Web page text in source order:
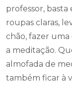
professor, basta
roupas claras,
chão, fazer uma
a meditação.
almofada de
também ficar à